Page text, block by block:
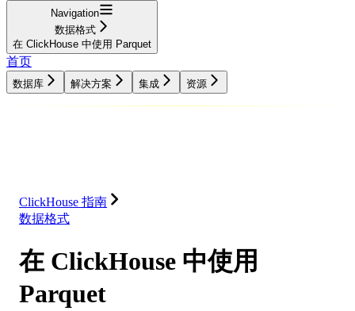
Navigation
数据格式
在 ClickHouse 中使用 Parquet
首页
数据库 解决方案 集成 资源
ClickHouse 指南
数据格式
在 ClickHouse 中使用
Parquet